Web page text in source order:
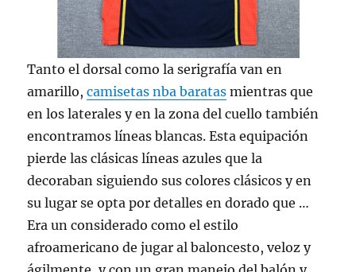
Tanto el dorsal como la serigrafía van en
amarillo,camisetas nba baratas mientras que
en los laterales y en la zona del cuello también
encontramos líneas blancas. Esta equipación
pierde las clásicas líneas azules que la
decoraban siguiendo sus colores clásicos y en
su lugar se opta por detalles en dorado que …
Era un considerado como el estilo
afroamericano de jugar al baloncesto, veloz y